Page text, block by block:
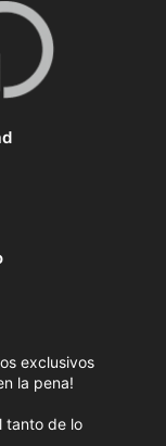
exclusivos
la pena!
tanto de lo